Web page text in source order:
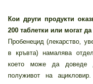
Кои други продукти
200 таблетки или могат
Пробенецид (лекарство,
в кръвта) намалява
което може да доведе
полуживот на